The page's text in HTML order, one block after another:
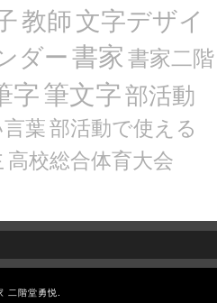
教師文字デザイ
ダー 書家 書家二階
字筆文字部活動
葉部活動で使える
高校総合体育大会
二階堂勇悦.